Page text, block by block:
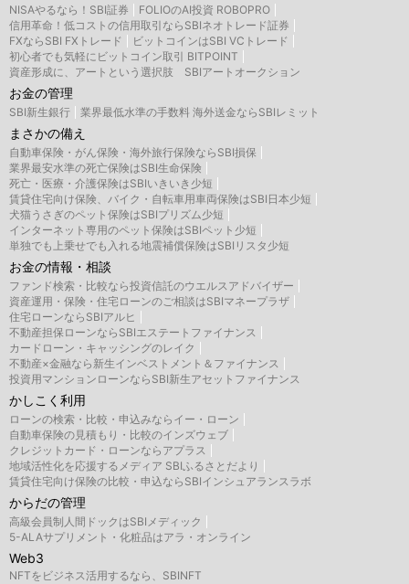
NISAやるなら！SBI証券
FOLIOのAI投資 ROBOPRO
信用革命！低コストの信用取引ならSBIネオトレード証券
FXならSBI FXトレード
ビットコインはSBI VCトレード
初心者でも気軽にビットコイン取引 BITPOINT
資産形成に、アートという選択肢 SBIアートオークション
お金の管理
SBI新生銀行 業界最低水準の手数料 海外送金ならSBIレミット
まさかの備え
自動車保険・がん保険・海外旅行保険ならSBI損保
業界最安水準の死亡保険はSBI生命保険
死亡・医療・介護保険はSBIいきいき少短
賃貸住宅向け保険、バイク・自転車用車両保険はSBI日本少短
犬猫うさぎのペット保険はSBIプリズム少短
インターネット専用のペット保険はSBIペット少短
単独でも上乗せでも入れる地震補償保険はSBIリスタ少短
お金の情報・相談
ファンド検索・比較なら投資信託のウエルスアドバイザー
資産運用・保険・住宅ローンのご相談はSBIマネープラザ
住宅ローンならSBIアルヒ
不動産担保ローンならSBIエステートファイナンス
カードローン・キャッシングのレイク
不動産×金融なら新生インベストメント＆ファイナンス
投資用マンションローンならSBI新生アセットファイナンス
かしこく利用
ローンの検索・比較・申込みならイー・ローン
自動車保険の見積もり・比較のインズウェブ
クレジットカード・ローンならアプラス
地域活性化を応援するメディア SBIふるさとだより
賃貸住宅向け保険の比較・申込ならSBIインシュアランスラボ
からだの管理
高級会員制人間ドックはSBIメディック
5-ALAサプリメント・化粧品はアラ・オンライン
Web3
NFTをビジネス活用するなら、SBINFT